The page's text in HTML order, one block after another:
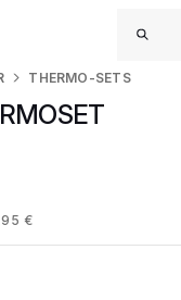
THERMO-SETS
€